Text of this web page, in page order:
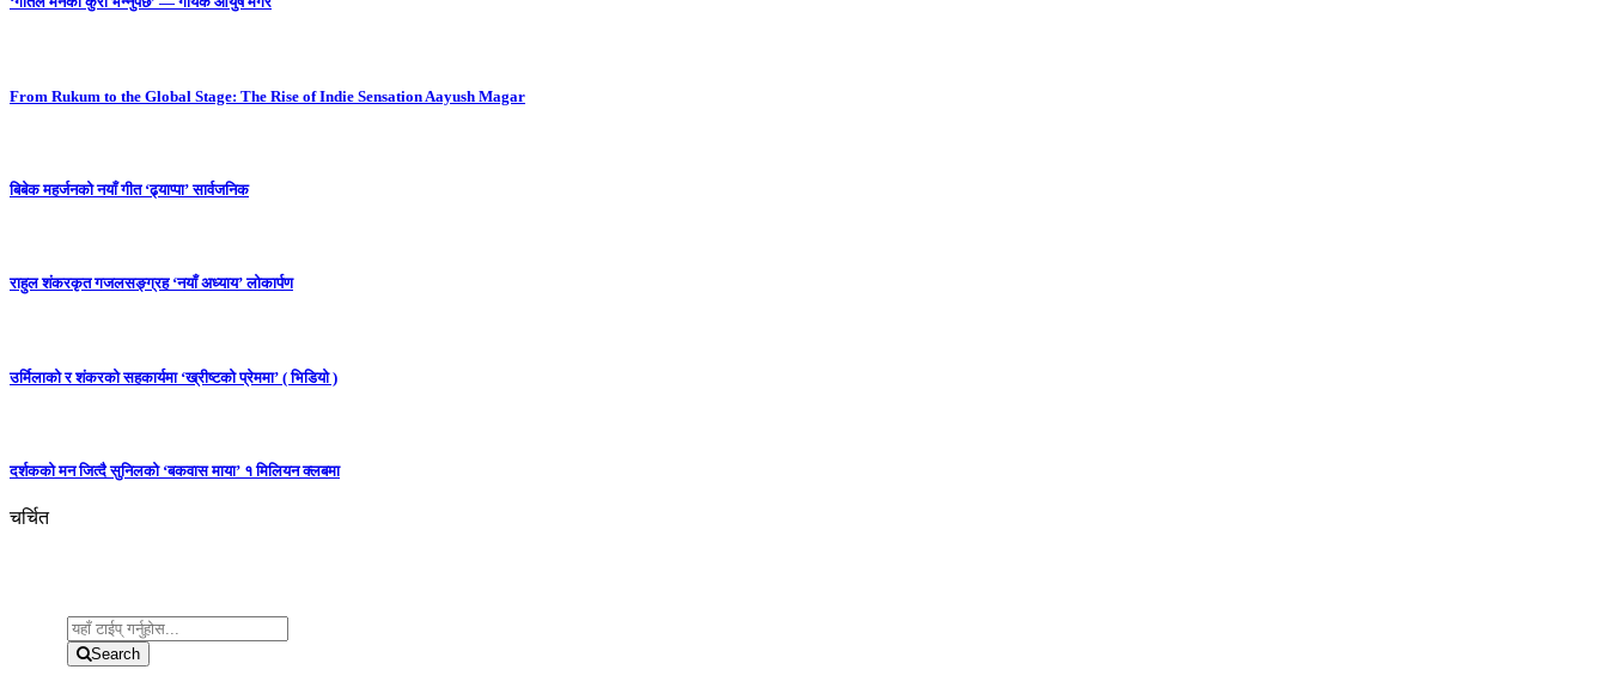
From Rukum to the Global Stage: The Rise of Indie Sensation Aayush Magar
बिबेक महर्जनको नयाँ गीत ‘ढ्याप्पा’ सार्वजनिक
राहुल शंकरकृत गजलसङ्ग्रह ‘नयाँ अध्याय’ लोकार्पण
उर्मिलाको र शंकरको सहकार्यमा ‘ख्रीष्टको प्रेममा’ ( भिडियो )
दर्शकको मन जित्दै सुनिलको ‘बकवास माया’ १ मिलियन क्लबमा
चर्चित
Search